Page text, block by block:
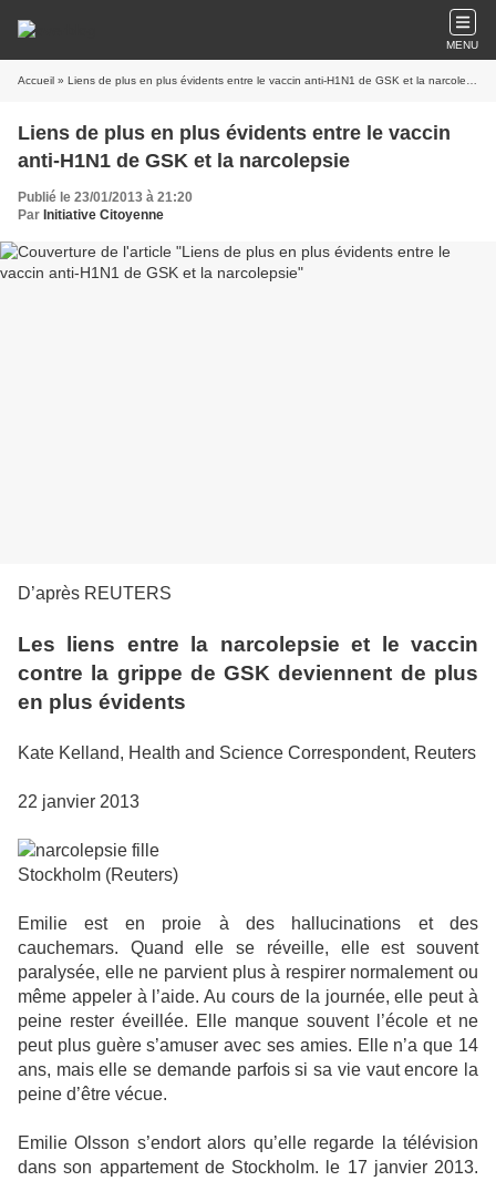
MENU
Accueil » Liens de plus en plus évidents entre le vaccin anti-H1N1 de GSK et la narcolepsie
Liens de plus en plus évidents entre le vaccin
anti-H1N1 de GSK et la narcolepsie
Publié le 23/01/2013 à 21:20
Par Initiative Citoyenne
D’après REUTERS
Les liens entre la narcolepsie et le vaccin
contre la grippe de GSK deviennent de plus
en plus évidents
Kate Kelland, Health and Science Correspondent, Reuters
22 janvier 2013
Stockholm (Reuters)
Emilie est en proie à des hallucinations et des
cauchemars. Quand elle se réveille, elle est souvent
paralysée, elle ne parvient plus à respirer normalement ou
même appeler à l’aide. Au cours de la journée, elle peut à
peine rester éveillée. Elle manque souvent l’école et ne
peut plus guère s’amuser avec ses amies. Elle n’a que 14
ans, mais elle se demande parfois si sa vie vaut encore la
peine d’être vécue.
Emilie Olsson s’endort alors qu’elle regarde la télévision
dans son appartement de Stockholm. le 17 janvier 2013.